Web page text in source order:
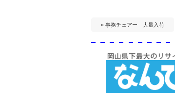
« 事務チェアー 大量入荷